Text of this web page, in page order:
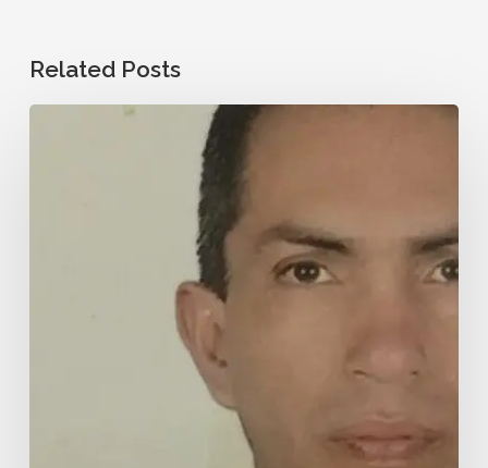
Related Posts